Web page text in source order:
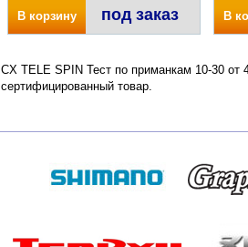
В корзину под заказ В
CX TELE SPIN Тест по приманкам 10-30 от
сертифицированный товар.